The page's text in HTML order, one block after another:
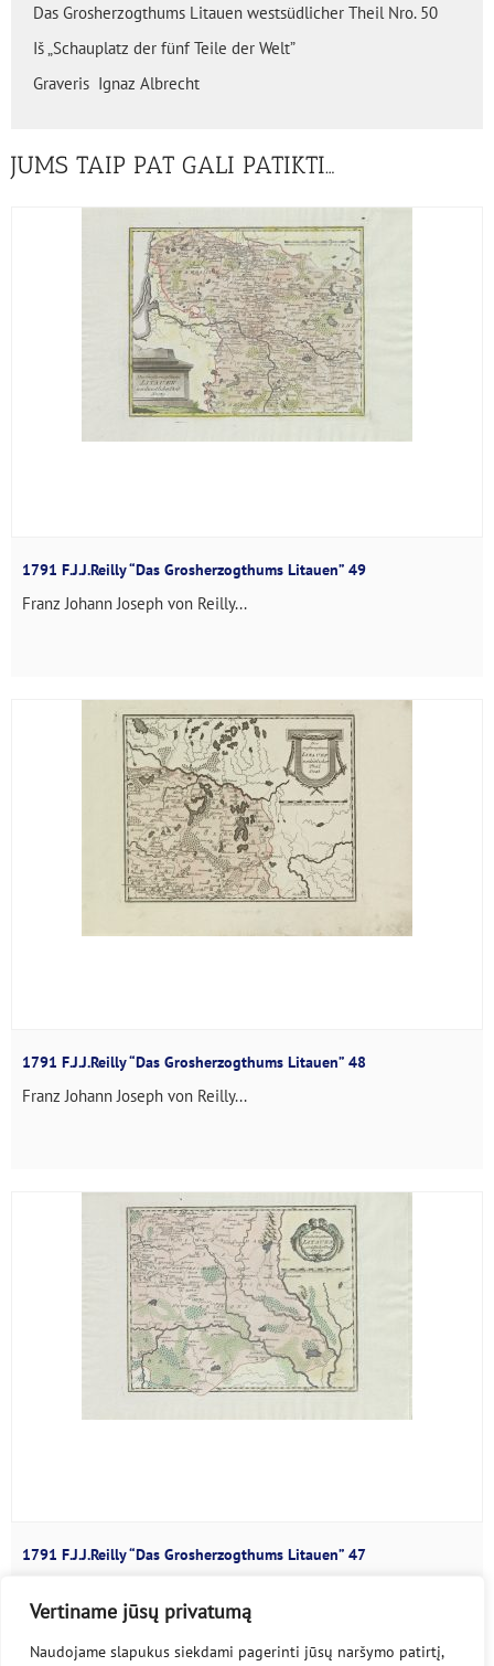
Vertiname jūsų privatumą
Naudojame slapukus siekdami pagerinti jūsų naršymo patirtį,
Das Grosherzogthums Litauen westsüdlicher Theil Nro. 50
Iš „Schauplatz der fünf Teile der Welt”
Graveris Ignaz Albrecht
JUMS TAIP PAT GALI PATIKTI…
1791 F.J.J.Reilly “Das Grosherzogthums Litauen” 49
Franz Johann Joseph von Reilly...
1791 F.J.J.Reilly “Das Grosherzogthums Litauen” 48
Franz Johann Joseph von Reilly...
1791 F.J.J.Reilly “Das Grosherzogthums Litauen” 47